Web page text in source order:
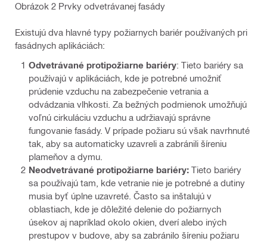
Obrázok 2 Prvky odvetrávanej fasády
Existujú dva hlavné typy požiarnych bariér používaných pri
fasádnych aplikáciách:
Odvetrávané protipožiarne bariéry: Tieto bariéry sa
používajú v aplikáciách, kde je potrebné umožniť
prúdenie vzduchu na zabezpečenie vetrania a
odvádzania vlhkosti. Za bežných podmienok umožňujú
voľnú cirkuláciu vzduchu a udržiavajú správne
fungovanie fasády. V prípade požiaru sú však navrhnuté
tak, aby sa automaticky uzavreli a zabránili šíreniu
plameňov a dymu.
Neodvetrávané protipožiarne bariéry: Tieto bariéry
sa používajú tam, kde vetranie nie je potrebné a dutiny
musia byť úplne uzavreté. Často sa inštalujú v
oblastiach, kde je dôležité delenie do požiarnych
úsekov aj napríklad okolo okien, dverí alebo iných
prestupov v budove, aby sa zabránilo šíreniu požiaru